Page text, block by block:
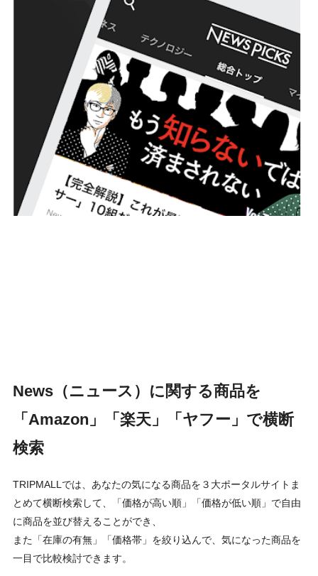
News（ニュース）に関する商品を
「Amazon」「楽天」「ヤフー」で横断
検索
TRIPMALLでは、あなたの気になる商品を３大ポータルサイトま
とめて横断検索して、「価格が高い順」「価格が低い順」で自由
に商品を並び替えることができ、
また「在庫の有無」「価格帯」を絞り込んで、気になった商品を
一目で比較検討できます。